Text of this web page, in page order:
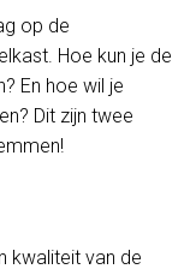
op de
Hoe kun je de
En hoe wil je
Dit zijn twee
kwaliteit van de